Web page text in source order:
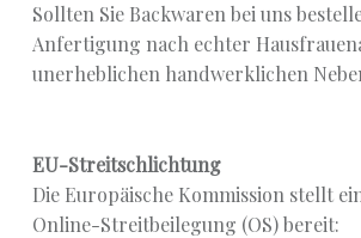
Sollten Sie Backwaren bei uns
Anfertigung nach echter
unerheblichen handwerklichen
EU-Streitschlichtung
Die Europäische Kommission stellt
Online-Streitbeilegung (OS) bereit: